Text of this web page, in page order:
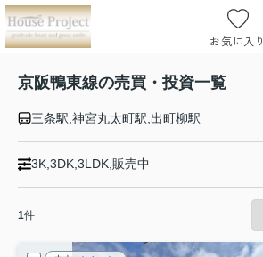
お気に入り
京阪鴨東線の売買・投資一覧
三条駅,神宮丸太町駅,出町柳駅
3K,3DK,3LDK,販売中
1件